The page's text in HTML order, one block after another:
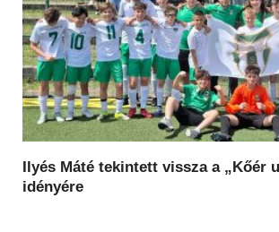
Ilyés Máté tekintett vissza a „Kőér
idényére